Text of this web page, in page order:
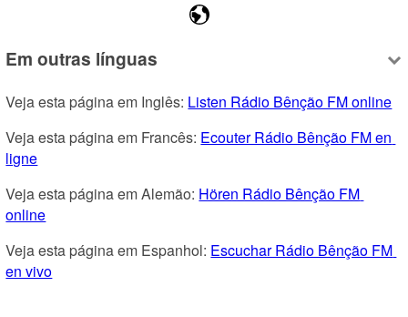
Em outras línguas
Veja esta página em Inglês: Listen Rádio Bênção FM online
Veja esta página em Francês: Ecouter Rádio Bênção FM en
ligne
Veja esta página em Alemão: Hören Rádio Bênção FM
online
Veja esta página em Espanhol: Escuchar Rádio Bênção FM
en vivo